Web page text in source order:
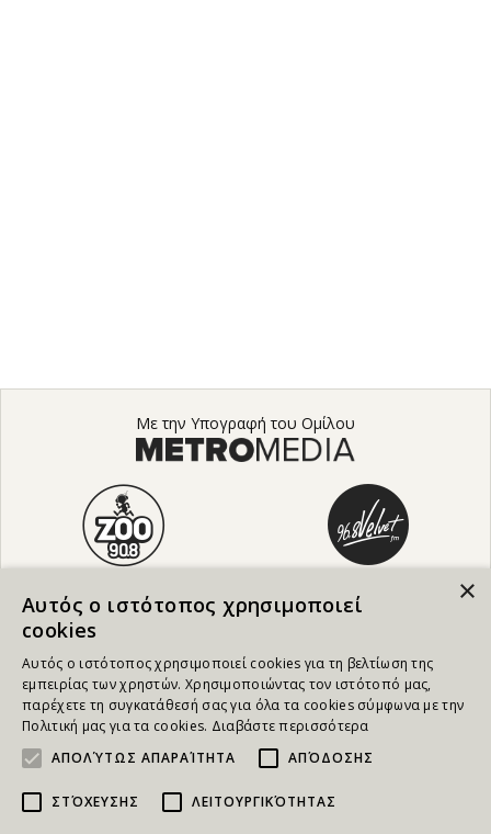
Με την Υπογραφή του Ομίλου
×
Αυτός ο ιστότοπος χρησιμοποιεί
cookies
Αυτός ο ιστότοπος χρησιμοποιεί cookies για τη βελτίωση της
εμπειρίας των χρηστών. Χρησιμοποιώντας τον ιστότοπό μας,
παρέχετε τη συγκατάθεσή σας για όλα τα cookies σύμφωνα με την
Πολιτική μας για τα cookies. Διαβάστε περισσότερα
ΑΠΟΛΎΤΩΣ ΑΠΑΡΑΊΤΗΤΑ
ΑΠΌΔΟΣΗΣ
ΣΤΌΧΕΥΣΗΣ ΛΕΙΤΟΥΡΓΙΚΌΤΗΤΑΣ